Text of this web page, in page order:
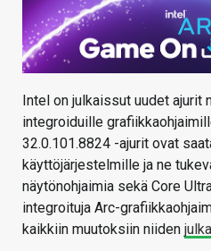
HAKU
Intel on julkaissut uudet ajurit
integroiduille
32.0.101.8824 -ajurit ovat
käyttöjärjestelmille ja ne
näytönohjaimia sekä Core
integroituja Arc-
kaikkiin muutoksiin niiden